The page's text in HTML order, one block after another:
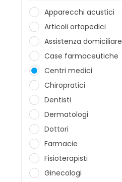
Apparecchi acustici
Articoli ortopedici
Assistenza domiciliare
Case farmaceutiche
Centri medici
Chiropratici
Dentisti
Dermatologi
Dottori
Farmacie
Fisioterapisti
Ginecologi